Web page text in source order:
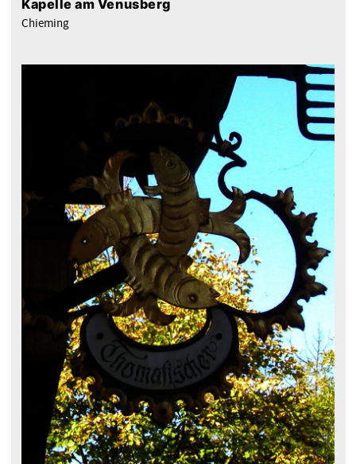
Kapelle am Venusberg
Chieming